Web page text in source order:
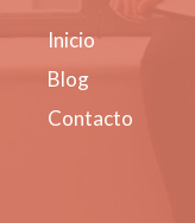
Inicio
Blog
Contacto